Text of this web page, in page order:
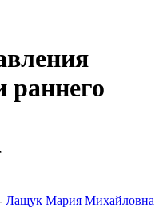
раннего
Лащук Мария Михайловна